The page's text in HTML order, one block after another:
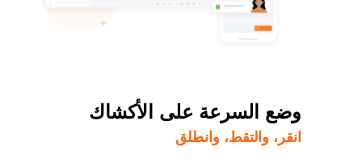
وضع السرعة على الأكشاك
انقر، والتقط، وانطلق